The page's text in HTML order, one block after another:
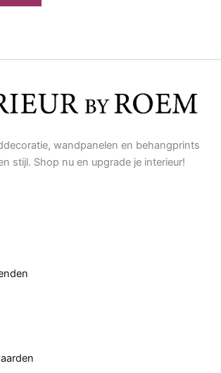
wandpanelen en behangprints
stijl. Shop nu en upgrade je interieur!